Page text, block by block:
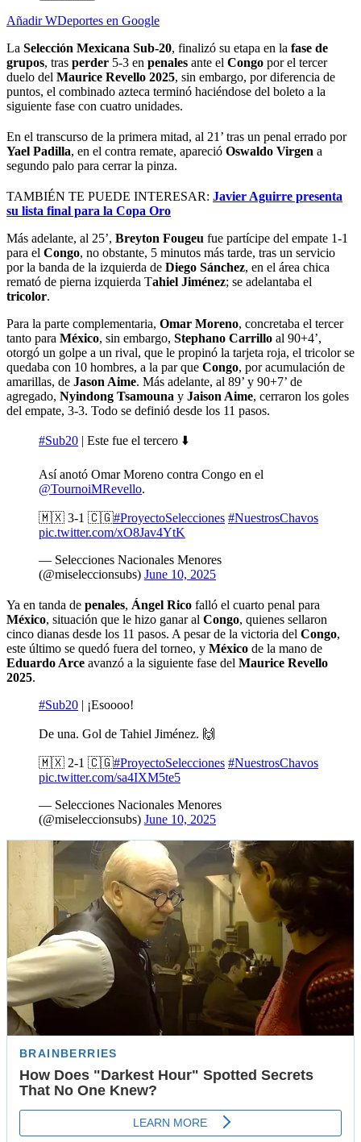
Añadir WDeportes en Google
La Selección Mexicana Sub-20, finalizó su etapa en la fase de
grupos, tras perder 5-3 en penales ante el Congo por el tercer
duelo del Maurice Revello 2025, sin embargo, por diferencia de
puntos, el combinado azteca terminó haciéndose del boleto a la
siguiente fase con cuatro unidades.
En el transcurso de la primera mitad, al 21’ tras un penal errado por
Yael Padilla, en el contra remate, apareció Oswaldo Virgen a
segundo palo para cerrar la pinza.
TAMBIÉN TE PUEDE INTERESAR: Javier Aguirre presenta
su lista final para la Copa Oro
Más adelante, al 25’, Breyton Fougeu fue partícipe del empate 1-1
para el Congo, no obstante, 5 minutos más tarde, tras un servicio
por la banda de la izquierda de Diego Sánchez, en el área chica
remató de pierna izquierda Tahiel Jiménez; se adelantaba el
tricolor.
Para la parte complementaria, Omar Moreno, concretaba el tercer
tanto para México, sin embargo, Stephano Carrillo al 90+4’,
otorgó un golpe a un rival, que le propinó la tarjeta roja, el tricolor se
quedaba con 10 hombres, a la par que Congo, por acumulación de
amarillas, de Jason Aime. Más adelante, al 89’ y 90+7’ de
agregado, Nyindong Tsamouna y Jaison Aime, cerraron los goles
del empate, 3-3. Todo se definió desde los 11 pasos.
#Sub20 | Este fue el tercero ⬇️
Así anotó Omar Moreno contra Congo en el
@TournoiMRevello.
🇲🇽 3-1 🇨🇬#ProyectoSelecciones #NuestrosChavos
pic.twitter.com/xO8Jav4YtK
— Selecciones Nacionales Menores
(@miseleccionsubs) June 10, 2025
Ya en tanda de penales, Ángel Rico falló el cuarto penal para
México, situación que le hizo ganar al Congo, quienes sellaron
cinco dianas desde los 11 pasos. A pesar de la victoria del Congo,
este último se quedó fuera del torneo, y México de la mano de
Eduardo Arce avanzó a la siguiente fase del Maurice Revello
2025.
#Sub20 | ¡Esoooo!
De una. Gol de Tahiel Jiménez. 🙌
🇲🇽 2-1 🇨🇬#ProyectoSelecciones #NuestrosChavos
pic.twitter.com/sa4IXM5te5
— Selecciones Nacionales Menores
(@miseleccionsubs) June 10, 2025